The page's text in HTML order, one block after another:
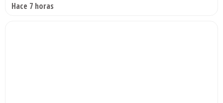
Hace 7 horas